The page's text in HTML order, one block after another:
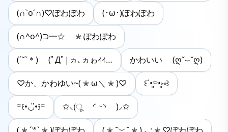
(∩˃o˂∩)♡ぽわぽわ (･ω･)ぽわぽわ
(∩^o^)⊃━☆゚*ぽわぽわ
(´˘`＊) (ﾟДﾟ|ヵ､ヵゎｨｨ… かわいい (ღ˘⌣˘ღ)
♡か、かわゆい~(*ω＼*)♡ ꒰´•͈⌔•͈⑅꒱
꙳꒰•◡̎•꒱꙳ ✩⸜(ू ◜ᵕ◝ )⸝✩